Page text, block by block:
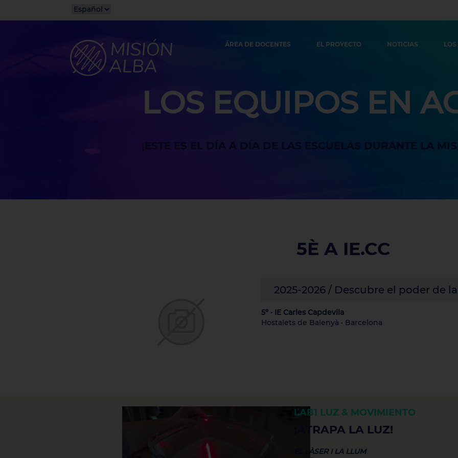
NOTICIAS
EL PROYECTO
ÁREA DE DOCENTES
LOS EQUIPOS EN
¡ESTE ES EL DÍA A DÍA DE LAS ESCUELAS DURANTE LA
5È A IE.CC
2025-2026 / Descubre el poder de
5º · IE Carles Capdevila
Hostalets de Balenyà · Barcelona
LAB1 LUZ & MOVIMIENTO
¡ATRAPA LA LUZ!
EL LÀSER I LA LLUM